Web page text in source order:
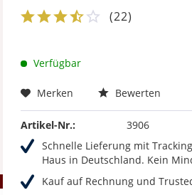
(22)
Verfügbar
Merken Bewerten
Artikel-Nr.:
3906
Schnelle Lieferung mit
Haus in Deutschland. Kein
Kauf auf Rechnung und